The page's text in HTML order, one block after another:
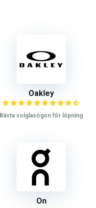
Oakley
Bästa solglasögon för löpning
On